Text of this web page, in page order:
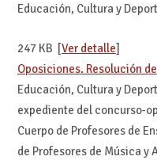
Educación, Cultura y
247 KB [Ver detalle]
Oposiciones. Resolución
Educación, Cultura y
expediente del concurso-
Cuerpo de Profesores de
de Profesores de Música y